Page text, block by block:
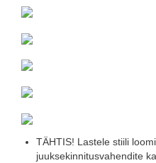
TÄHTIS! Lastele stiili
juuksekinnitusvahendite